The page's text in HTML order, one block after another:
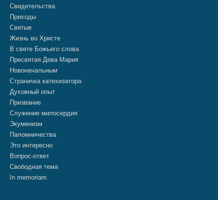
Свидетельства
Приходы
Святые
Жизнь во Христе
В свете Божьего слова
Пресвятая Дева Мария
Новоначальным
Страничка катехизатора
Духовный опыт
Призвание
Служение милосердия
Экуменизм
Паломничества
Это интересно
Вопрос-ответ
Свободная тема
In memoriam